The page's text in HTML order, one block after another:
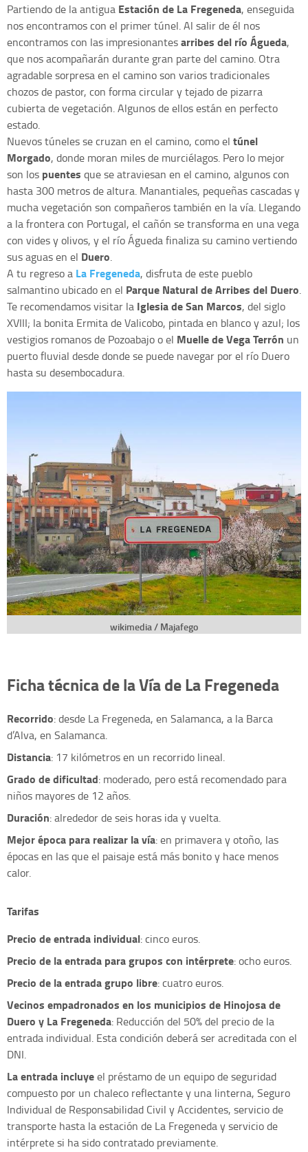
Partiendo de la antigua Estación de La Fregeneda, enseguida
nos encontramos con el primer túnel. Al salir de él nos
encontramos con las impresionantesarribes del río Águeda,
que nos acompañarán durante gran parte del camino. Otra
agradable sorpresa en el camino son varios tradicionales
chozos de pastor, con forma circular y tejado de pizarra
cubierta de vegetación. Algunos de ellos están en perfecto
estado.
Nuevos túneles se cruzan en el camino, como el túnel
Morgado, donde moran miles de murciélagos. Pero lo mejor
son los puentes que se atraviesan en el camino, algunos con
hasta 300 metros de altura. Manantiales, pequeñas cascadas y
mucha vegetación son compañeros también en la vía. Llegando
a la frontera con Portugal, el cañón se transforma en una vega
con vides y olivos, y el río Águeda finaliza su camino vertiendo
sus aguas en el Duero.
A tu regreso a La Fregeneda, disfruta de este pueblo
salmantino ubicado en el Parque Natural de Arribes del Duero.
Te recomendamos visitar la Iglesia de San Marcos, del siglo
XVIII; la bonita Ermita de Valicobo, pintada en blanco y azul; los
vestigios romanos de Pozoabajo o el Muelle de Vega Terrón un
puerto fluvial desde donde se puede navegar por el río Duero
hasta su desembocadura.
wikimedia / Majafego
Ficha técnica de la Vía de La Fregeneda
Recorrido: desde La Fregeneda, en Salamanca, a la Barca
d’Alva, en Salamanca.
Distancia: 17 kilómetros en un recorrido lineal.
Grado de dificultad: moderado, pero está recomendado para
niños mayores de 12 años.
Duración: alrededor de seis horas ida y vuelta.
Mejor época para realizar la vía: en primavera y otoño, las
épocas en las que el paisaje está más bonito y hace menos
calor.
Tarifas
Precio de entrada individual: cinco euros.
Precio de la entrada para grupos con intérprete: ocho euros.
Precio de la entrada grupo libre: cuatro euros.
Vecinos empadronados en los municipios de Hinojosa de
Duero y La Fregeneda: Reducción del 50% del precio de la
entrada individual. Esta condición deberá ser acreditada con el
DNI.
La entrada incluyeel préstamo de un equipo de seguridad
compuesto por un chaleco reflectante y una linterna, Seguro
Individual de Responsabilidad Civil y Accidentes, servicio de
transporte hasta la estación de La Fregeneda y servicio de
intérprete si ha sido contratado previamente.